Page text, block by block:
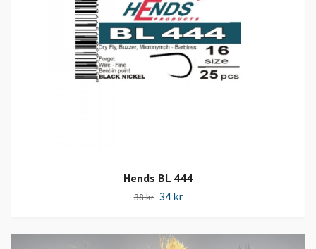
Hends BL 444
38 kr 34 kr